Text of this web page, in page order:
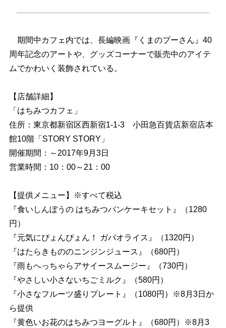
期間中カフェ内では、長編映画『くまのプーさん』40
周年記念のアートや、グッズコーナーで販売中のアイテ
ムでかわいく装飾されている。
【店舗詳細】
「はちみつカフェ」
住所：東京都新宿区西新宿1-1-3 小田急百貨店新宿店本
館10階「STORY STORY」
開催期間：～2017年9月3日
営業時間：10：00～21：00
【提供メニュー】※すべて税込
『食いしんぼうの はちみつパンケーキセット』（1280
円）
『元気にぴょんぴょん！ ガパオライス』（1320円）
『はたらきもののニンジンジュース』（680円）
『雨もへっちゃらアサイースムージー』（730円）
『やさしい小さないちごミルク』（580円）
『小さなフルーツ盛りプレート』（1080円）※8月3日か
ら提供
『黄色いお花のはちみつヨーグルト』（680円）※8月3